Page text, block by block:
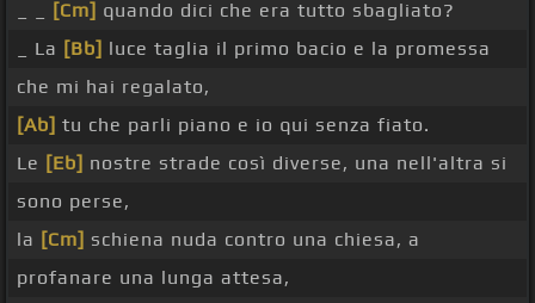
[Cm] quando dici che era tutto sbagliato?
_ La [Bb] luce taglia il primo bacio e la promessa
che mi hai regalato,
[Ab] tu che parli piano e io qui senza fiato.
Le [Eb] nostre strade così diverse, una nell'altra si
sono perse,
la [Cm] schiena nuda contro una chiesa, a
profanare una lunga attesa,